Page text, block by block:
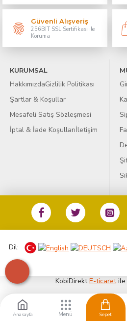
Güvenli Alışveriş
256BİT SSL Sertifikası ile
Koruma
KURUMSAL
HakkımızdaGizlilik Politikası
Şartlar & Koşullar
Mesafeli Satış Sözleşmesi
İptal & İade Koşullarıİletişim
Dil:
KobiDirektE-ticaretile
Anasayfa Sepet